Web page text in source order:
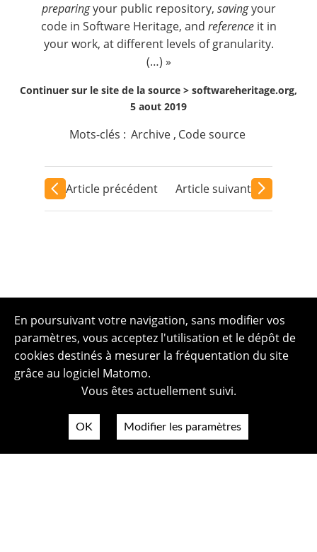
preparingyour public repository, savingyour
code in Software Heritage, and referenceit in
your work, at different levels of granularity.
(…) »
Continuer sur le site de la source > softwareheritage.org,
5 aout 2019
Mots-clés : Archive , Code source
Article précédent Article suivant
En poursuivant votre navigation, sans modifier vos
paramètres, vous acceptez l'utilisation et le dépôt de
cookies destinés à mesurer la fréquentation du site
grâce au logiciel Matomo.
Vous êtes actuellement suivi.
OK Modifier les paramètres